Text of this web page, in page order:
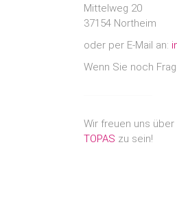
Mittelweg 20
37154 Northeim
oder per E-Mail an:
Wenn Sie noch
Wir freuen uns
TOPAS zu sein!